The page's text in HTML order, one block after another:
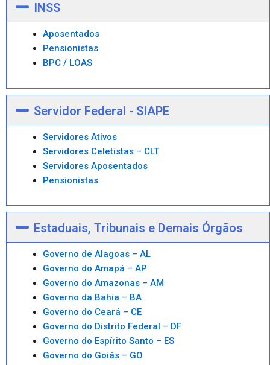
INSS
Aposentados
Pensionistas
BPC / LOAS
Servidor Federal - SIAPE
Servidores Ativos
Servidores Celetistas – CLT
Servidores Aposentados
Pensionistas
Estaduais, Tribunais e Demais Órgãos
Governo de Alagoas – AL
Governo do Amapá – AP
Governo do Amazonas – AM
Governo da Bahia – BA
Governo do Ceará – CE
Governo do Distrito Federal – DF
Governo do Espírito Santo – ES
Governo do Goiás – GO